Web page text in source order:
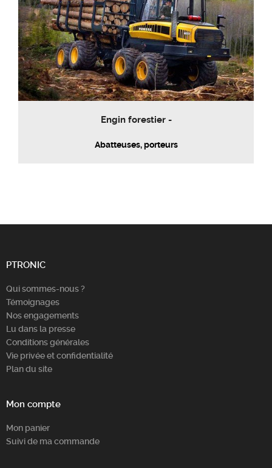
Engin forestier -
Abatteuses, porteurs
PTRONIC
Qui sommes-nous ?
Témoignages
Nos engagements
Lu dans la presse
Conditions générales
Vie privée et confidentialité
Plan du site
Mon compte
Mon panier
Suivi de ma commande